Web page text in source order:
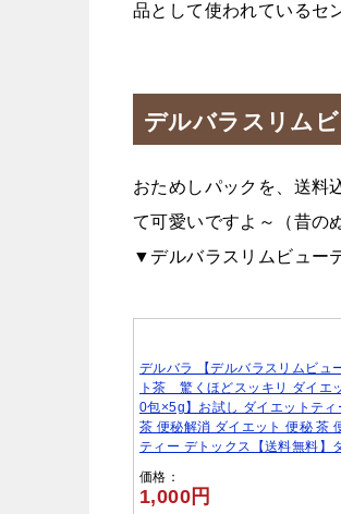
品として使われているセ
デルバラスリム
おためしパックを、送料
て可愛いですよ～（昔の
▼デルバラスリムビュー
デルバラ 【デルバラスリムビュ
ト茶 驚くほどスッキリ ダイエ
0包×5g】お試し ダイエットティ
茶 便秘解消 ダイエット 便秘 茶
ティー デトックス【送料無料】
価格：
1,000円